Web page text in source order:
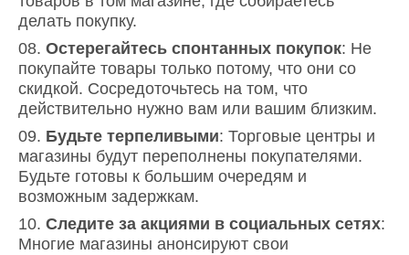
делать покупку.
Остерегайтесь спонтанных покупок: Не
покупайте товары только потому, что они со
скидкой. Сосредоточьтесь на том, что
действительно нужно вам или вашим близким.
Будьте терпеливыми: Торговые центры и
магазины будут переполнены покупателями.
Будьте готовы к большим очередям и
возможным задержкам.
Следите за акциями в социальных сетях:
Многие магазины анонсируют свои